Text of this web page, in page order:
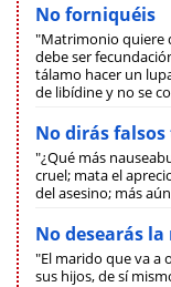
No forniquéis
"Matrimonio quiere
debe ser
tálamo hacer un
de libídine y no se
No dirás
"¿Qué más
cruel; mata el
del asesino; más
No desearás
"El marido que va a
sus hijos, de sí